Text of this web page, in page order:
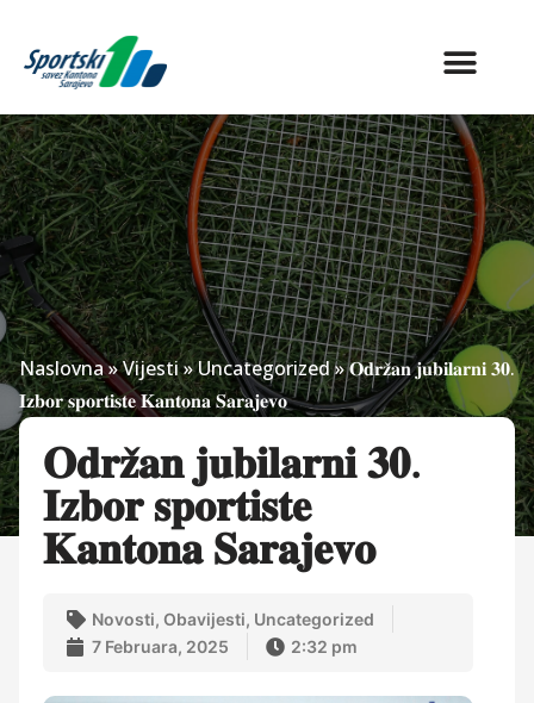
Naslovna»Vijesti»Uncategorized»𝐎𝐝𝐫𝐳̌𝐚𝐧 𝐣𝐮𝐛𝐢𝐥𝐚𝐫𝐧𝐢 𝟑𝟎.
𝐈𝐳𝐛𝐨𝐫 𝐬𝐩𝐨𝐫𝐭𝐢𝐬𝐭𝐞 𝐊𝐚𝐧𝐭𝐨𝐧𝐚 𝐒𝐚𝐫𝐚𝐣𝐞𝐯𝐨
𝐎𝐝𝐫𝐳̌𝐚𝐧 𝐣𝐮𝐛𝐢𝐥𝐚𝐫𝐧𝐢 𝟑𝟎.
𝐈𝐳𝐛𝐨𝐫 𝐬𝐩𝐨𝐫𝐭𝐢𝐬𝐭𝐞
𝐊𝐚𝐧𝐭𝐨𝐧𝐚 𝐒𝐚𝐫𝐚𝐣𝐞𝐯𝐨
Novosti, Obavijesti, Uncategorized
7 Februara, 2025
2:32 pm